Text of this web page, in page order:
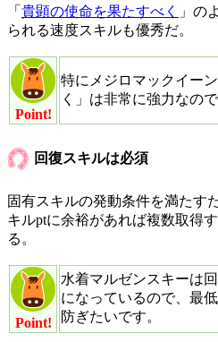
「 貴顕の使命を果たすべく
」の
られる速度スキルも優秀だ。
Point!
特にメジロマックイー
く」は非常に強力なの
回復スキルは必須
固有スキルの発動条件を満たす
キルptに余裕があれば複数取得
る。
Point!
水着マルゼンスキーは
になっているので、最
防ぎたいです。